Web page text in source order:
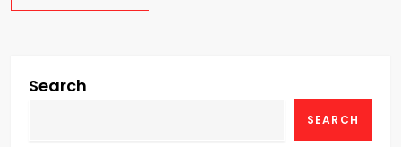
Search
SEARCH